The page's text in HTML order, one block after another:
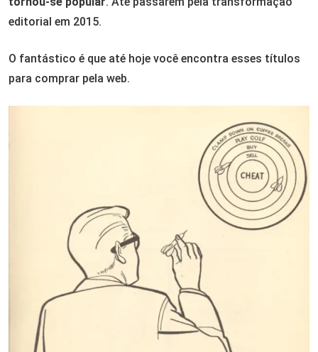
editorial em 2015.
O fantástico é que até hoje você encontra esses títulos
para comprar pela web.